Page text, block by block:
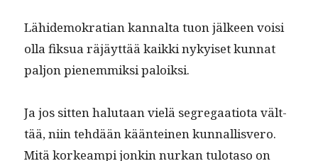
Lähidemokra­t­ian kannal­ta tuon jäl­keen voisi
olla fik­sua räjäyt­tää kaik­ki nykyiset kun­nat
paljon pienem­mik­si paloiksi.
Ja jos sit­ten halu­taan vielä seg­re­gaa­tio­ta vält­
tää, niin tehdään kään­teinen kun­nal­lisvero.
Mitä korkeampi jonkin nurkan tulota­so on